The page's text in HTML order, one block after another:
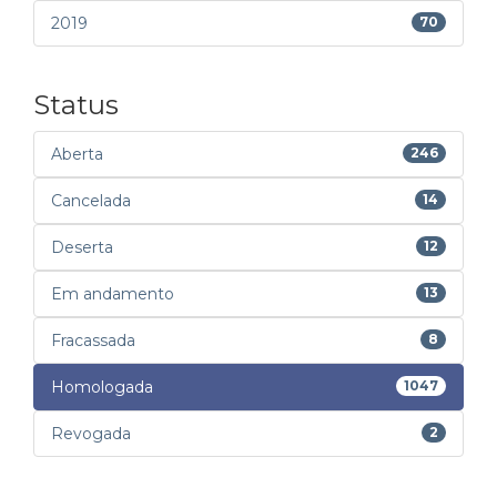
2019 70
Status
Aberta 246
Cancelada 14
Deserta 12
Em andamento 13
Fracassada 8
Homologada 1047
Revogada 2